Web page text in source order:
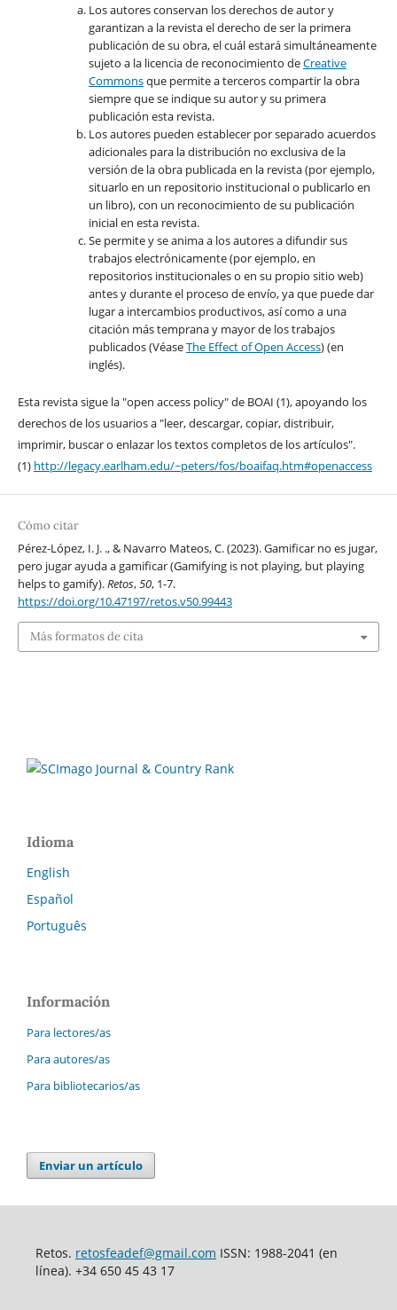
Los autores conservan los derechos de autor y
garantizan a la revista el derecho de ser la primera
publicación de su obra, el cuál estará simultáneamente
sujeto a la licencia de reconocimiento deCreative
Commonsque permite a terceros compartir la obra
siempre que se indique su autor y su primera
publicación esta revista.
Los autores pueden establecer por separado acuerdos
adicionales para la distribución no exclusiva de la
versión de la obra publicada en la revista (por ejemplo,
situarlo en un repositorio institucional o publicarlo en
un libro), con un reconocimiento de su publicación
inicial en esta revista.
Se permite y se anima a los autores a difundir sus
trabajos electrónicamente (por ejemplo, en
repositorios institucionales o en su propio sitio web)
antes y durante el proceso de envío, ya que puede dar
lugar a intercambios productivos, así como a una
citación más temprana y mayor de los trabajos
publicados (VéaseThe Effect of Open Access) (en
inglés).
Esta revista sigue la "open access policy" de BOAI (1), apoyando los
derechos de los usuarios a "leer, descargar, copiar, distribuir,
imprimir, buscar o enlazar los textos completos de los artículos".
(1) http://legacy.earlham.edu/~peters/fos/boaifaq.htm#openaccess
Cómo citar
Pérez-López, I. J. ., & Navarro Mateos, C. (2023). Gamificar no es jugar,
pero jugar ayuda a gamificar (Gamifying is not playing, but playing
helps to gamify).Retos,50, 1-7.
https://doi.org/10.47197/retos.v50.99443
Más formatos de cita
Idioma
English
Español
Português
Información
Para lectores/as
Para autores/as
Para bibliotecarios/as
Enviar un artículo
Retos. retosfeadef@gmail.com ISSN: 1988-2041 (en
línea). +34 650 45 43 17